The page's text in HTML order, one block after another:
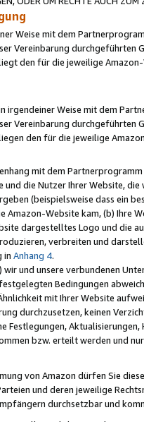
Weise mit dem
Vereinbarung
den für die jeweilige
irgendeiner Weise mit dem
Vereinbarung
den für die jeweilige
mit dem
die Nutzer Ihrer Website,
(beispielsweise dass ein
Website kam, (b) Ihre
dargestelltes Logo und
verbreiten und
in Anhang 4.
wir und unsere verbundenen
Bedingungen
mit Ihrer Website
durchzusetzen, keinen
bzw. erteilt werden und
von Amazon dürfen Sie
und deren jeweilige
durchsetzbar und